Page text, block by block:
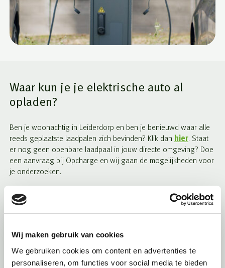
Wij maken gebruik van cookies
We gebruiken cookies om content en advertenties te
personaliseren, om functies voor social media te bieden
Waar kun je je elektrische auto al
opladen?
Ben je woonachtig in Leiderdorp en ben je benieuwd waar alle
reeds geplaatste laadpalen zich bevinden? Klik dan hier. Staat
er nog geen openbare laadpaal in jouw directe omgeving? Doe
een aanvraag bij Opcharge en wij gaan de mogelijkheden voor
je onderzoeken.
Laden op eigen terrein
eigen terrein of eigen parkeerplaats. Let er wel op dat er geen
snoer van de eigen laadpaal op de openbare weg/trottoir ligt.
Opcharge biedt dit niet aan. Bij Opcharge kan je wel een